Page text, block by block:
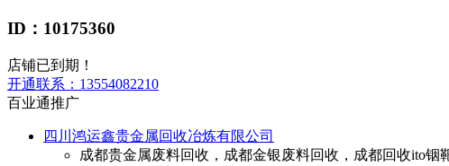
ID：10175360
店铺已到期！
开通联系： 13554082210
百业通推广
四川鸿运鑫贵金属回收冶炼有限公司
成都贵金属废料回收，成都金银废料回收，成都回收ito铟